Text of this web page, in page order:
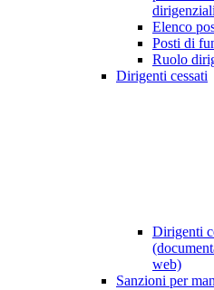
Elenco
Posti di
Ruolo
Dirigenti cessati
Dirigenti
web)
Sanzioni per